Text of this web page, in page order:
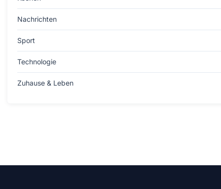
Nachrichten
Sport
Technologie
Zuhause & Leben